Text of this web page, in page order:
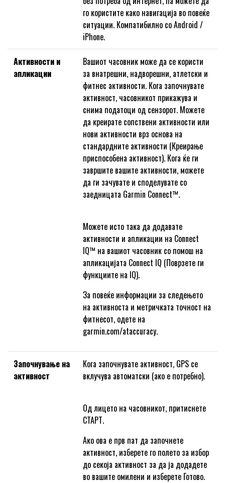
го користите како навигација во повеќе
ситуации. Компатибилно со Android /
iPhone.
Активности и
апликации
Вашиот часовник може да се користи
за внатрешни, надворешни, атлетски и
фитнес активности. Кога започнувате
активност, часовникот прикажува и
снима податоци од сензорот. Можете
да креирате сопствени активности или
нови активности врз основа на
стандардните активности (Креирање
приспособена активност). Кога ќе ги
завршите вашите активности, можете
да ги зачувате и споделувате со
заедницата Garmin Connect™.
Можете исто така да додавате
активности и апликации на Connect
IQ™ на вашиот часовник со помош на
апликацијата Connect IQ (Поврзете ги
функциите на IQ).
За повеќе информации за следењето
на активноста и метричката точност на
фитнесот, одете на
garmin.com/ataccuracy.
Започнување на
активност
Кога започнувате активност, GPS се
вклучува автоматски (ако е потребно).
Од лицето на часовникот, притиснете
СТАРТ.
Ако ова е прв пат да започнете
активност, изберете го полето за избор
до секоја активност за да ја додадете
во вашите омилени и изберете Готово.